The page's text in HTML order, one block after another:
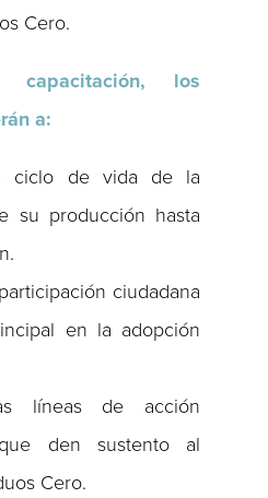
Cero.
los
a:
ciclo de vida de la
su producción hasta
ciudadana
en la adopción
líneas de acción
den sustento al
Cero.